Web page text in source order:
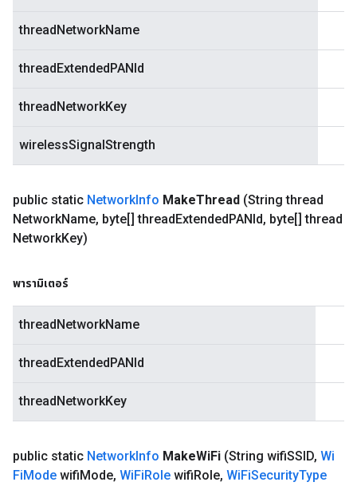
threadNetworkName
threadExtendedPANId
threadNetworkKey
wirelessSignalStrength
public static NetworkInfo MakeThread (String thread
NetworkName, byte[] threadExtendedPANId, byte[] thread
NetworkKey)
พารามิเตอร์
threadNetworkName
threadExtendedPANId
threadNetworkKey
public static NetworkInfo MakeWiFi (String wifiSSID, Wi
FiMode wifiMode, WiFiRole wifiRole, WiFiSecurityType